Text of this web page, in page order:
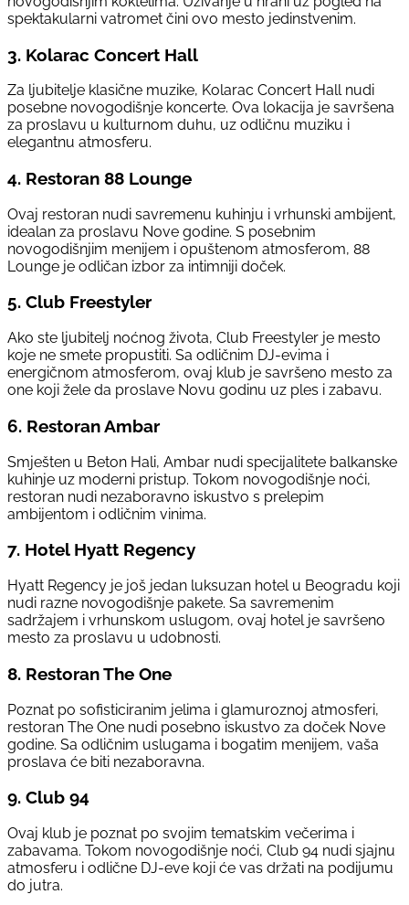
spektakularni vatromet čini ovo mesto jedinstvenim.
3. Kolarac Concert Hall
Za ljubitelje klasične muzike, Kolarac Concert Hall nudi
posebne novogodišnje koncerte. Ova lokacija je savršena
za proslavu u kulturnom duhu, uz odličnu muziku i
elegantnu atmosferu.
4. Restoran 88 Lounge
Ovaj restoran nudi savremenu kuhinju i vrhunski ambijent,
idealan za proslavu Nove godine. S posebnim
novogodišnjim menijem i opuštenom atmosferom, 88
Lounge je odličan izbor za intimniji doček.
5. Club Freestyler
Ako ste ljubitelj noćnog života, Club Freestyler je mesto
koje ne smete propustiti. Sa odličnim DJ-evima i
energičnom atmosferom, ovaj klub je savršeno mesto za
one koji žele da proslave Novu godinu uz ples i zabavu.
6. Restoran Ambar
Smješten u Beton Hali, Ambar nudi specijalitete balkanske
kuhinje uz moderni pristup. Tokom novogodišnje noći,
restoran nudi nezaboravno iskustvo s prelepim
ambijentom i odličnim vinima.
7. Hotel Hyatt Regency
Hyatt Regency je još jedan luksuzan hotel u Beogradu koji
nudi razne novogodišnje pakete. Sa savremenim
sadržajem i vrhunskom uslugom, ovaj hotel je savršeno
mesto za proslavu u udobnosti.
8. Restoran The One
Poznat po sofisticiranim jelima i glamuroznoj atmosferi,
restoran The One nudi posebno iskustvo za doček Nove
godine. Sa odličnim uslugama i bogatim menijem, vaša
proslava će biti nezaboravna.
9. Club 94
Ovaj klub je poznat po svojim tematskim večerima i
zabavama. Tokom novogodišnje noći, Club 94 nudi sjajnu
atmosferu i odlične DJ-eve koji će vas držati na podijumu
do jutra.